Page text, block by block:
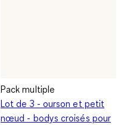
Pack multiple
Lot de 3 - ourson et petit
nœud - bodys croisés pour